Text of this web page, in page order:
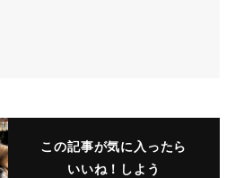
この記事が気に入ったら
いいね！しよう